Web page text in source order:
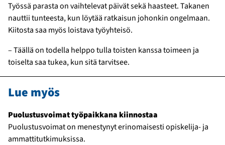
Työssä parasta on vaihtelevat päivät sekä haasteet. Takanen
nauttii tunteesta, kun löytää ratkaisun johonkin ongelmaan.
Kiitosta saa myös loistava työyhteisö.
– Täällä on todella helppo tulla toisten kanssa toimeen ja
toiselta saa tukea, kun sitä tarvitsee.
Lue myös
Puolustusvoimat työpaikkana kiinnostaa
Puolustusvoimat on menestynyt erinomaisesti opiskelija- ja
ammattitutkimuksissa.